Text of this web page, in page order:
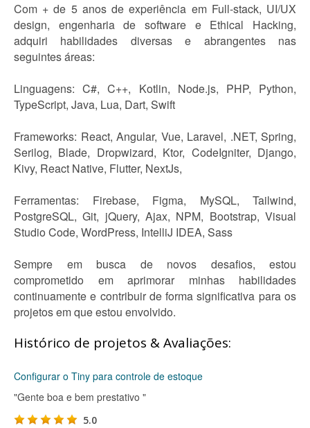
Com + de 5 anos de experiência em Full-stack, UI/UX
design, engenharia de software e Ethical Hacking,
adquiri habilidades diversas e abrangentes nas
seguintes áreas:
Linguagens: C#, C++, Kotlin, Node.js, PHP, Python,
TypeScript, Java, Lua, Dart, Swift
Frameworks: React, Angular, Vue, Laravel, .NET, Spring,
Serilog, Blade, Dropwizard, Ktor, CodeIgniter, Django,
Kivy, React Native, Flutter, NextJs,
Ferramentas: Firebase, Figma, MySQL, Tailwind,
PostgreSQL, Git, jQuery, Ajax, NPM, Bootstrap, Visual
Studio Code, WordPress, IntelliJ IDEA, Sass
Sempre em busca de novos desafios, estou
comprometido em aprimorar minhas habilidades
continuamente e contribuir de forma significativa para os
projetos em que estou envolvido.
Histórico de projetos & Avaliações:
Configurar o Tiny para controle de estoque
"Gente boa e bem prestativo "
5.0